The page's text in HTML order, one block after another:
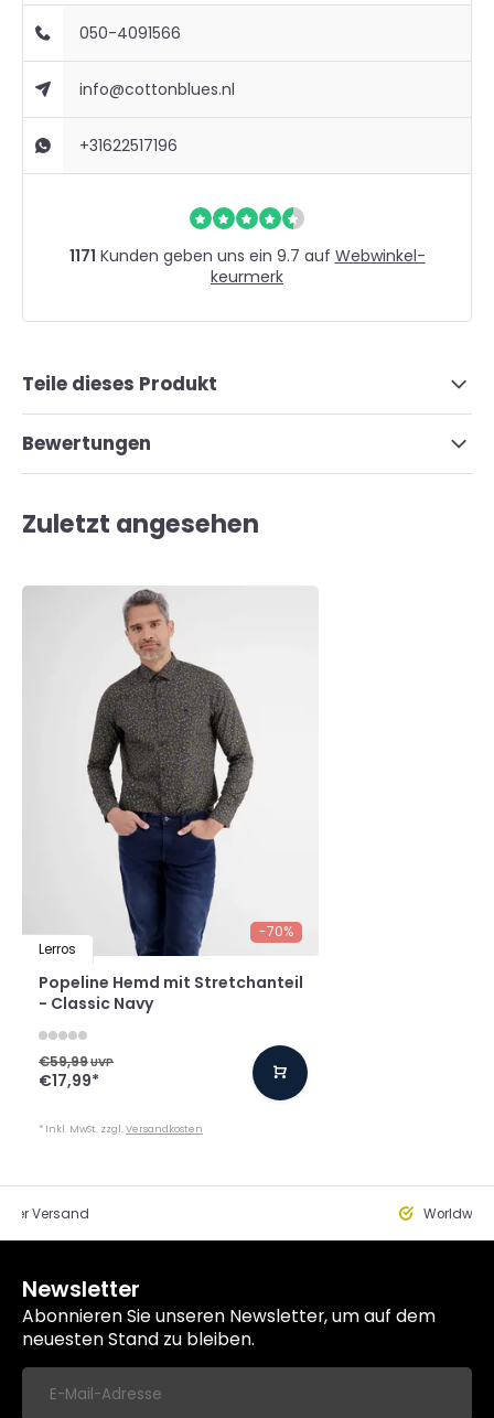
050-4091566
info@cottonblues.nl
+31622517196
1171 Kunden geben uns ein 9.7 auf Webwinkel-
keurmerk
Teile dieses Produkt
Bewertungen
Zuletzt angesehen
-70%
Lerros
Popeline Hemd mit Stretchanteil
- Classic Navy
€59,99UVP
€17,99*
* Inkl. MwSt. zzgl.Versandkosten
Versand
Newsletter
Abonnieren Sie unseren Newsletter, um auf dem
neuesten Stand zu bleiben.